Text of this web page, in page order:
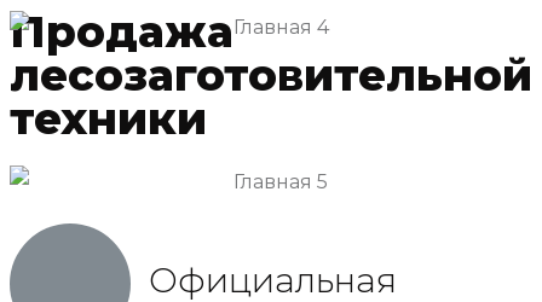
Продажа
лесозаготовительной
техники
Официальная